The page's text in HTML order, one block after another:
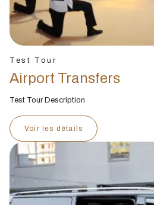
Test Tour
Airport Transfers
Test Tour Description
Voir les détails